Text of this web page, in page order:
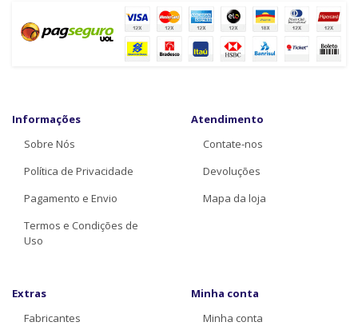
Informações
Sobre Nós
Política de Privacidade
Pagamento e Envio
Termos e Condições de
Uso
Atendimento
Contate-nos
Devoluções
Mapa da loja
Extras
Fabricantes
Minha conta
Minha conta